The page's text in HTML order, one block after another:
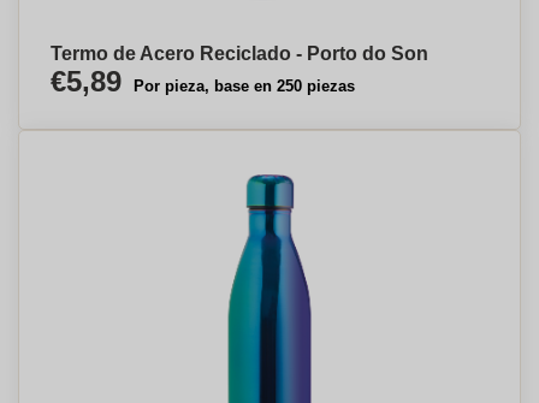
Termo de Acero Reciclado - Porto do Son
€5,89 Por pieza, base en 250 piezas